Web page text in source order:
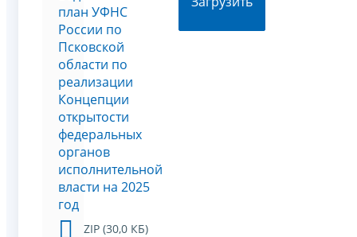
план УФНС
России по
Псковской
области по
реализации
Концепции
открытости
федеральных
органов
исполнительной
власти на 2025
год
ZIP (30,0 КБ)